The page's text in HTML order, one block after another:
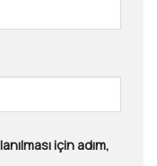
için adım,